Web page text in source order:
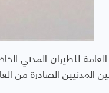
العامة للطيران المدني
المدنيين الصادرة من